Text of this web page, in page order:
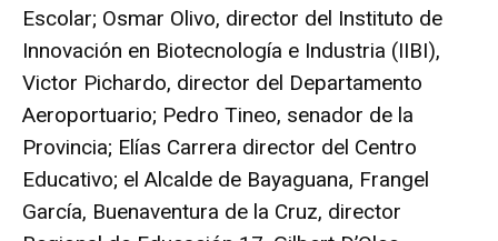
Escolar; Osmar Olivo, director del Instituto de
Innovación en Biotecnología e Industria (IIBI),
Victor Pichardo, director del Departamento
Aeroportuario; Pedro Tineo, senador de la
Provincia; Elías Carrera director del Centro
Educativo; el Alcalde de Bayaguana, Frangel
García, Buenaventura de la Cruz, director